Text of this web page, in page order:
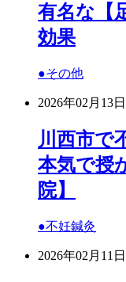
有名な【
効果
●その他
2026年02月13日
川西市で
本気で授
院】
●不妊鍼灸
2026年02月11日